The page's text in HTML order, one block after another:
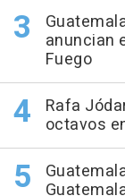
anuncian
Fuego
Rafa
octavos